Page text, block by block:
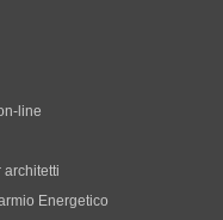
line
architetti
Energetico